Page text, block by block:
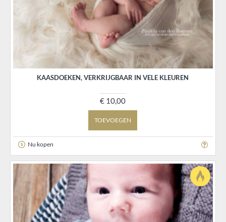
KAASDOEKEN, VERKRIJGBAAR IN VELE KLEUREN
€ 10,00
TOEVOEGEN
Nu kopen